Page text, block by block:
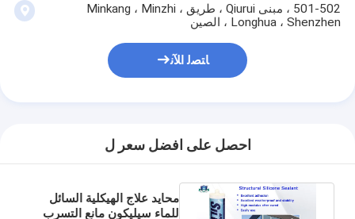
501-502 ، مبنى Qiurui ، طريق Minkang ، Minzhi ،
Longhua ، Shenzhen ، الصين
ﺎﺘﺼﻟ ﺍﻶﻧ
احصل على افضل سعر ل
محايد علاج الهيكلية السائل
للماء سيليكون مانع التسرب